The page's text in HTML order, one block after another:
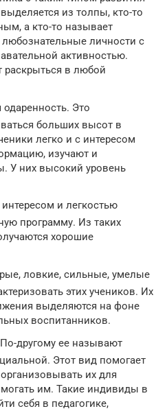
из толпы, кто-то
а кто-то называет
личности с
активностью.
раскрыться в любой
одаренность. Это
больших высот в
легко и с интересом
изучают и
У них высокий уровень
и легкостью
программу. Из таких
хорошие
ловкие, сильные, умелые
этих учеников. Их
выделяются на фоне
воспитанников.
другому ее называют
Этот вид помогает
их для
им. Такие индивиды в
себя в педагогике,